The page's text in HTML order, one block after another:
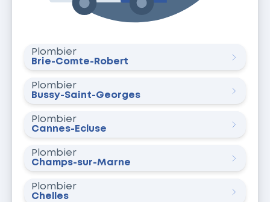
Plombier
Brie-Comte-Robert
Plombier
Bussy-Saint-Georges
Plombier
Cannes-Écluse
Plombier
Champs-sur-Marne
Plombier
Chelles